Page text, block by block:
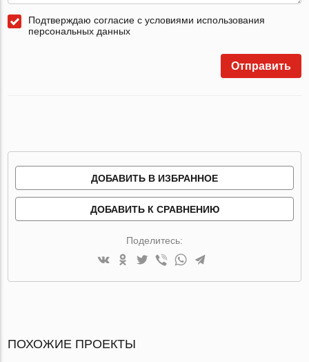
Подтверждаю согласие с условиями использования
персональных данных
Отправить
ДОБАВИТЬ В ИЗБРАННОЕ
ДОБАВИТЬ К СРАВНЕНИЮ
Поделитесь:
ПОХОЖИЕ ПРОЕКТЫ